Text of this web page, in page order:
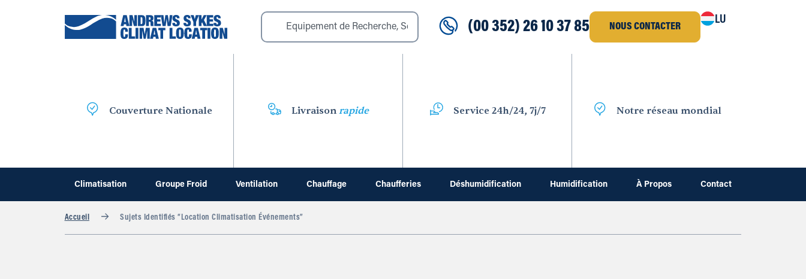
(00 352) 26 10 37 85 NOUS CONTACTER
LU
Couverture Nationale Livraison rapide Service 24h/24, 7j/7 Notre réseau mondial
Climatisation Groupe Froid Ventilation Chauffage Chaufferies Déshumidification Humidification À Propos Contact
Accueil Sujets Identifiés “location Climatisation Événements”